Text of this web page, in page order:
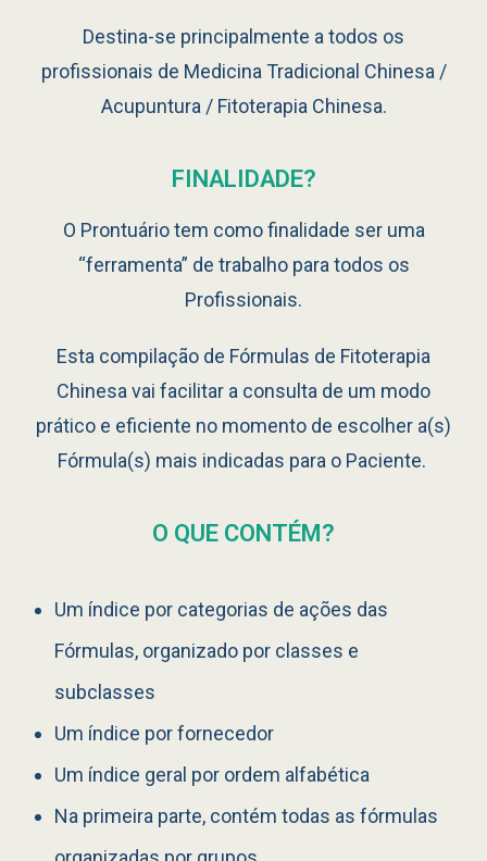
Destina-se principalmente a todos os
profissionais de Medicina Tradicional Chinesa /
Acupuntura / Fitoterapia Chinesa.
FINALIDADE?
O Prontuário tem como finalidade ser uma
“ferramenta” de trabalho para todos os
Profissionais.
Esta compilação de Fórmulas de Fitoterapia
Chinesa vai facilitar a consulta de um modo
prático e eficiente no momento de escolher a(s)
Fórmula(s) mais indicadas para o Paciente.
O QUE CONTÉM?
Um índice por categorias de ações das
Fórmulas, organizado por classes e
subclasses
Um índice por fornecedor
Um índice geral por ordem alfabética
Na primeira parte, contém todas as fórmulas